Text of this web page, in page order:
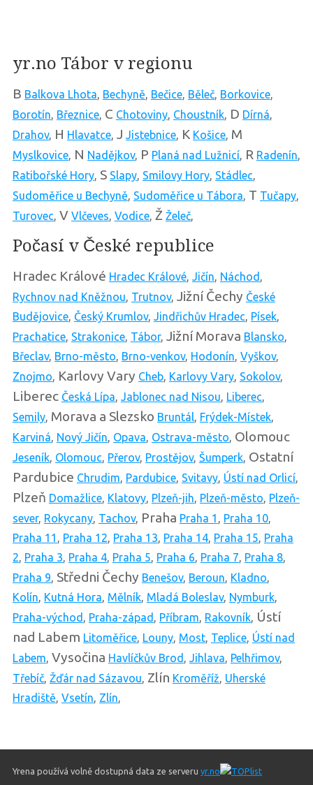
yr.no Tábor v regionu
B Balkova Lhota, Bechyně, Bečice, Běleč, Borkovice,
Borotín, Březnice, C Chotoviny, Choustník, D Dírná,
Drahov, H Hlavatce, J Jistebnice, K Košice, M
Myslkovice, N Nadějkov, P Planá nad Lužnicí, R Radenín,
Ratibořské Hory, S Slapy, Smilovy Hory, Stádlec,
Sudoměřice u Bechyně, Sudoměřice u Tábora, T Tučapy,
Turovec, V Vlčeves, Vodice, Ž Želeč,
Počasí v České republice
Hradec Králové Hradec Králové, Jičín, Náchod ,
Rychnov nad Kněžnou, Trutnov, Jižní Čechy České
Budějovice, Český Krumlov, Jindřichův Hradec, Písek,
Prachatice, Strakonice, Tábor, Jižní Morava Blansko,
Břeclav, Brno-město, Brno-venkov, Hodonín, Vyškov,
Znojmo, Karlovy Vary Cheb, Karlovy Vary, Sokolov,
Liberec Česká Lípa, Jablonec nad Nisou, Liberec,
Semily, Morava a Slezsko Bruntál, Frýdek-Místek,
Karviná, Nový Jičín, Opava, Ostrava-město, Olomouc
Jeseník, Olomouc, Přerov, Prostějov, Šumperk, Ostatní
Pardubice Chrudim, Pardubice, Svitavy, Ústí nad Orlicí,
Plzeň Domažlice, Klatovy, Plzeň-jih, Plzeň-město, Plzeň-
sever, Rokycany, Tachov, Praha Praha 1 , Praha 10,
Praha 11 , Praha 12, Praha 13, Praha 14, Praha 15, Praha
2, Praha 3, Praha 4, Praha 5, Praha 6, Praha 7, Praha 8,
Praha 9, Středni Čechy Benešov, Beroun, Kladno,
Kolín, Kutná Hora, Mělník, Mladá Boleslav, Nymburk,
Praha-východ , Praha-západ , Příbram, Rakovník, Ústí
nad Labem Litoměřice, Louny, Most, Teplice, Ústí nad
Labem, Vysočina Havlíčkův Brod , Jihlava, Pelhřimov,
Třebíč, Žďár nad Sázavou, Zlín Kroměříž, Uherské
Hradiště, Vsetín, Zlín,
Yrena používá volně dostupná data ze serveru yr.no